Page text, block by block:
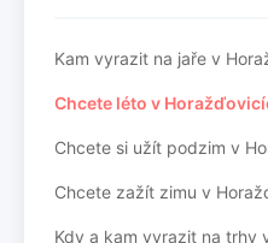
Kam vyrazit na jaře v
Chcete léto v
Chcete si užít podzim v
Chcete zažít zimu v
Kdy a kam vyrazit na trhy